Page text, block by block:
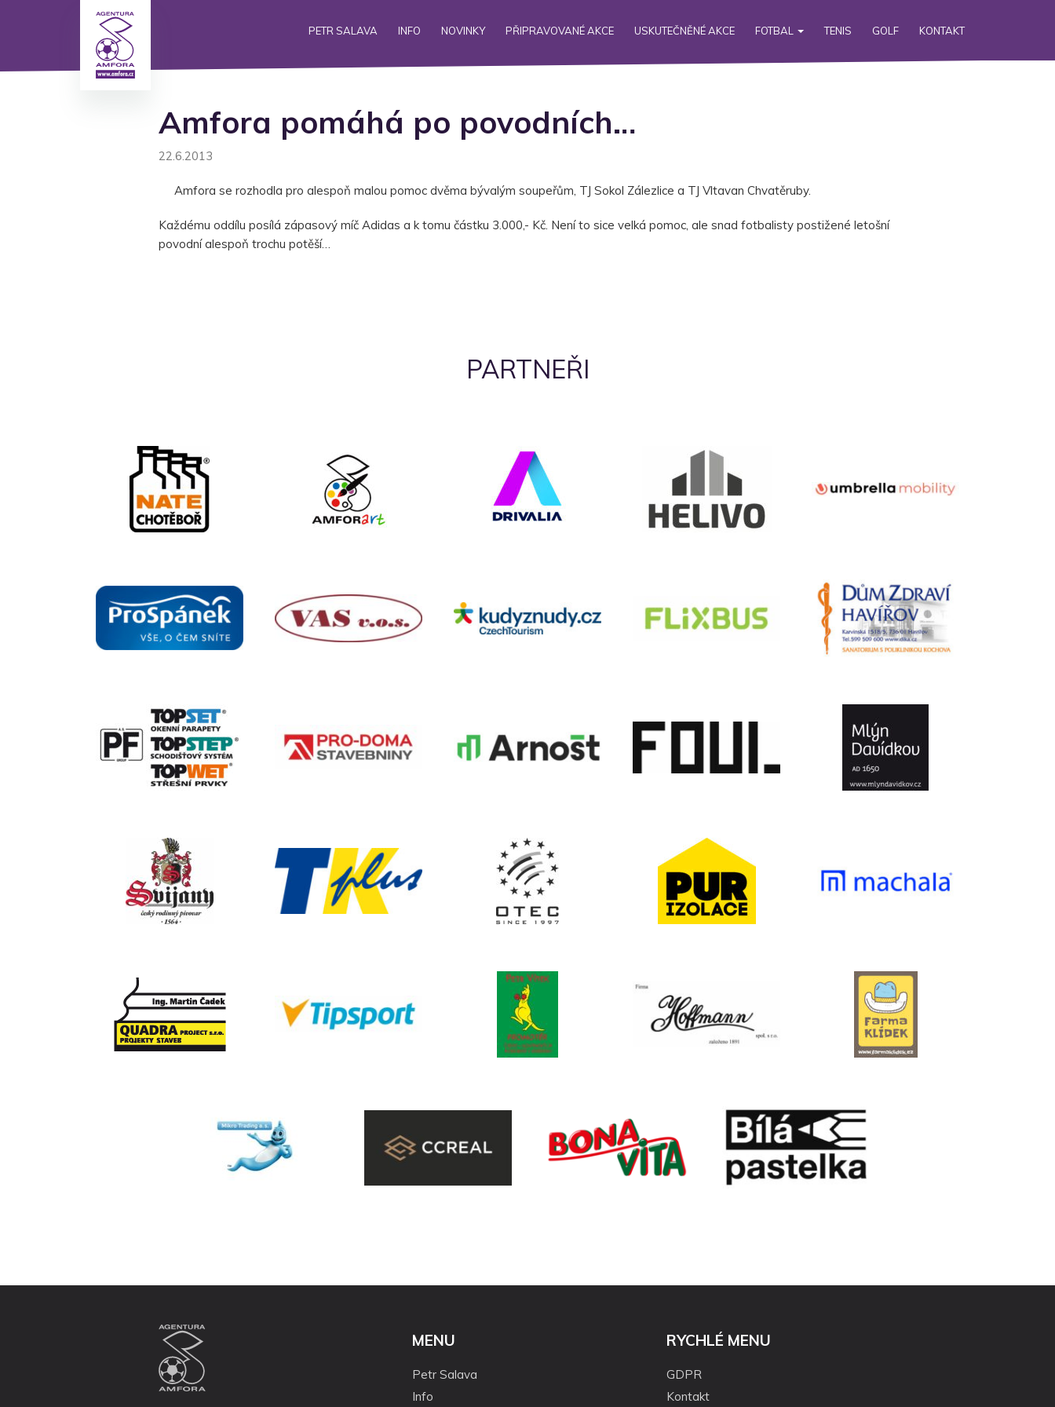
PETR SALAVA INFO NOVINKY PŘIPRAVOVANÉ AKCE USKUTEČNĚNÉ AKCE FOTBAL TENIS GOLF KONTAKT
Amfora pomáhá po povodních…
22.6.2013
Amfora se rozhodla pro alespoň malou pomoc dvěma bývalým soupeřům, TJ Sokol Zálezlice a TJ Vltavan Chvatěruby.
Každému oddílu posílá zápasový míč Adidas a k tomu částku 3.000,- Kč. Není to sice velká pomoc, ale snad fotbalisty postižené letošní
povodní alespoň trochu potěší…
PARTNEŘI
MENU
Petr Salava
Info
RYCHLÉ MENU
GDPR
Kontakt